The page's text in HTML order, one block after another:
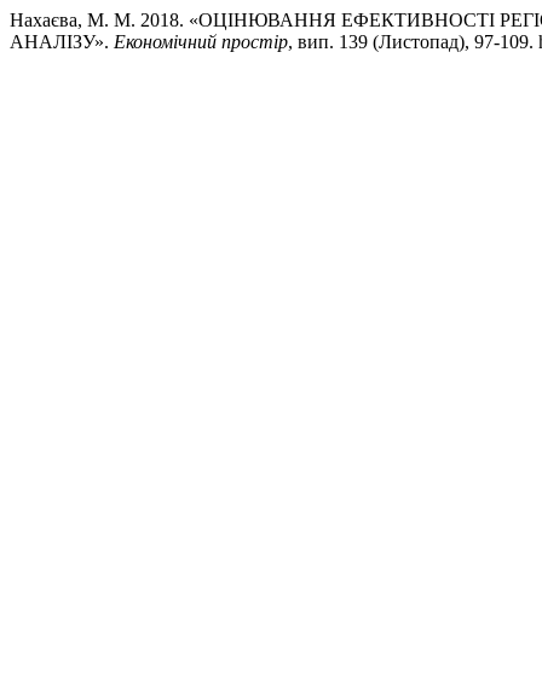
Нахаєва, М. М. 2018. «ОЦІНЮВАННЯ ЕФЕКТИВНОСТІ
АНАЛІЗУ». Економічний простір, вип. 139 (Листопад), 97-109.